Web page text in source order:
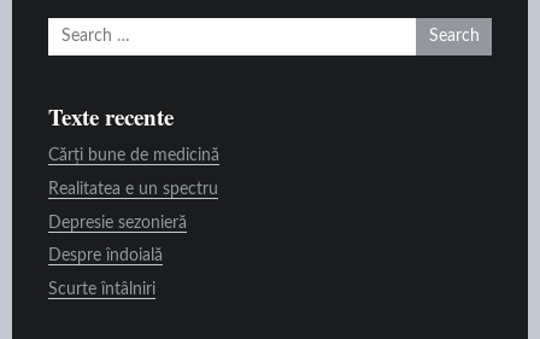
Search
Texte recente
Cărți bune de medicină
Realitatea e un spectru
Depresie sezonieră
Despre îndoială
Scurte întâlniri